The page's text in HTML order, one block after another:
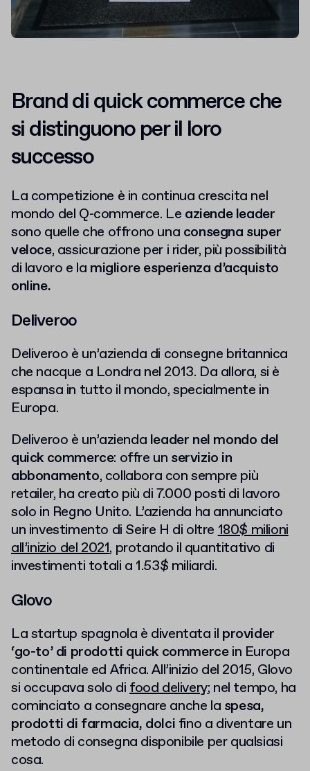
Brand di quick commerce che
si distinguono per il loro
successo
La competizione è in continua crescita nel
mondo del Q-commerce. Le aziende leader
sono quelle che offrono una consegna super
veloce, assicurazione per i rider, più possibilità
di lavoro e la migliore esperienza d’acquisto
online.
Deliveroo
Deliveroo è un’azienda di consegne britannica
che nacque a Londra nel 2013. Da allora, si è
espansa in tutto il mondo, specialmente in
Europa.
Deliveroo è un’azienda leader nel mondo del
quick commerce: offre un servizio in
abbonamento, collabora con sempre più
retailer, ha creato più di 7.000 posti di lavoro
solo in Regno Unito. L’azienda ha annunciato
un investimento di Seire H di oltre180$ milioni
all’inizio del 2021, protando il quantitativo di
investimenti totali a 1.53$ miliardi.
Glovo
La startup spagnola è diventata il provider
‘go-to’ di prodotti quick commercein Europa
continentale ed Africa. All’inizio del 2015, Glovo
si occupava solo difood delivery; nel tempo, ha
cominciato a consegnare anche la spesa,
prodotti di farmacia, dolci fino a diventare un
metodo di consegna disponibile per qualsiasi
cosa.